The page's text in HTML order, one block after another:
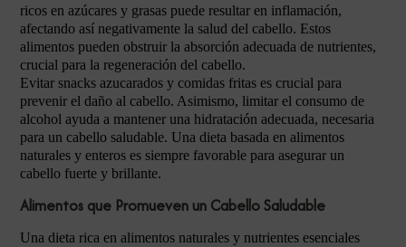
ricos en azúcares y grasas puede resultar en inflamación,
afectando así negativamente la salud del cabello. Estos
alimentos pueden obstruir la absorción adecuada de nutrientes,
crucial para la regeneración del cabello.
Evitar snacks azucarados y comidas fritas es crucial para
prevenir el daño al cabello. Asimismo, limitar el consumo de
alcohol ayuda a mantener una hidratación adecuada, necesaria
para un cabello saludable. Una dieta basada en alimentos
naturales y enteros es siempre favorable para asegurar un
cabello fuerte y brillante.
Alimentos que Promueven un Cabello Saludable
Una dieta rica en alimentos naturales y nutrientes esenciales